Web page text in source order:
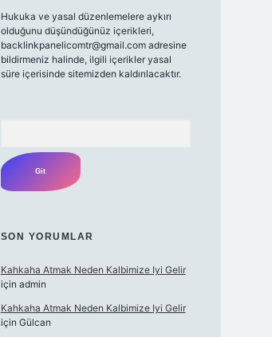
Hukuka ve yasal düzenlemelere aykırı
olduğunu düşündüğünüz içerikleri,
backlinkpanelicomtr@gmail.comadresine
bildirmeniz halinde, ilgili içerikler yasal
süre içerisinde sitemizden kaldırılacaktır.
SON YORUMLAR
Kahkaha Atmak Neden Kalbimize Iyi Gelir
için admin
Kahkaha Atmak Neden Kalbimize Iyi Gelir
için Gülcan